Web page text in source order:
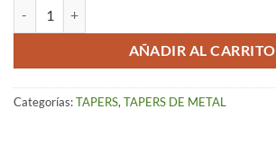
AÑADIR AL CARRITO
Categorías:TAPERS, TAPERS DE METAL